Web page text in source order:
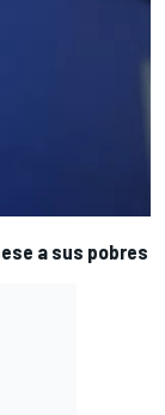
a sus pobres